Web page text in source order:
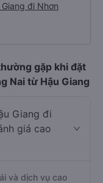
đi Nhơn
gặp khi đặt
Nai từ Hậu Giang
Giang đi
giá cao
và dịch vụ cao